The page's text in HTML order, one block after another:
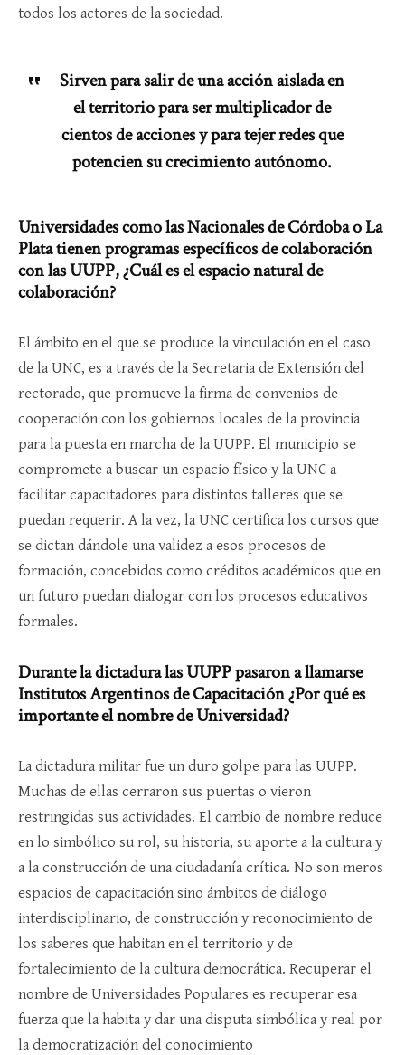
todos los actores de la sociedad.
Sirven para salir de una acción aislada en
el territorio para ser multiplicador de
cientos de acciones y para tejer redes que
potencien su crecimiento autónomo.
Universidades como las Nacionales de Córdoba o La
Plata tienen programas específicos de colaboración
con las UUPP, ¿Cuál es el espacio natural de
colaboración?
El ámbito en el que se produce la vinculación en el caso
de la UNC, es a través de la Secretaria de Extensión del
rectorado, que promueve la firma de convenios de
cooperación con los gobiernos locales de la provincia
para la puesta en marcha de la UUPP. El municipio se
compromete a buscar un espacio físico y la UNC a
facilitar capacitadores para distintos talleres que se
puedan requerir. A la vez, la UNC certifica los cursos que
se dictan dándole una validez a esos procesos de
formación, concebidos como créditos académicos que en
un futuro puedan dialogar con los procesos educativos
formales.
Durante la dictadura las UUPP pasaron a llamarse
Institutos Argentinos de Capacitación ¿Por qué es
importante el nombre de Universidad?
La dictadura militar fue un duro golpe para las UUPP.
Muchas de ellas cerraron sus puertas o vieron
restringidas sus actividades. El cambio de nombre reduce
en lo simbólico su rol, su historia, su aporte a la cultura y
a la construcción de una ciudadanía crítica. No son meros
espacios de capacitación sino ámbitos de diálogo
interdisciplinario, de construcción y reconocimiento de
los saberes que habitan en el territorio y de
fortalecimiento de la cultura democrática. Recuperar el
nombre de Universidades Populares es recuperar esa
fuerza que la habita y dar una disputa simbólica y real por
la democratización del conocimiento